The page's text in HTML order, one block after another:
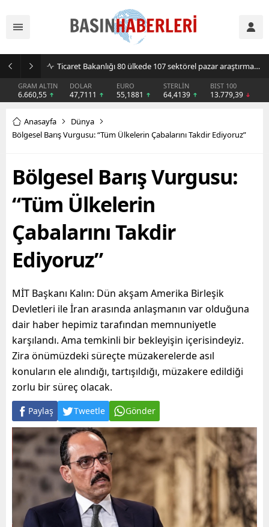
Sıcak hava klima ve vantilatör satışlarını artırdı
GRAM ALTIN
6.660,55
DOLAR
47,7111
EURO
55,1881
STERLİN
64,4139
BIST 100
13.779,39
Anasayfa
Dünya
Bölgesel Barış Vurgusu: “Tüm Ülkelerin Çabalarını Takdir Ediyoruz”
Bölgesel Barış Vurgusu:
“Tüm Ülkelerin
Çabalarını Takdir
Ediyoruz”
MİT Başkanı Kalın: Dün akşam Amerika Birleşik
Devletleri ile İran arasında anlaşmanın var olduğuna
dair haber hepimiz tarafından memnuniyetle
karşılandı. Ama temkinli bir bekleyişin içerisindeyiz.
Zira önümüzdeki süreçte müzakerelerde asıl
konuların ele alındığı, tartışıldığı, müzakere edildiği
zorlu bir süreç olacak.
Paylaş Tweetle Gönder